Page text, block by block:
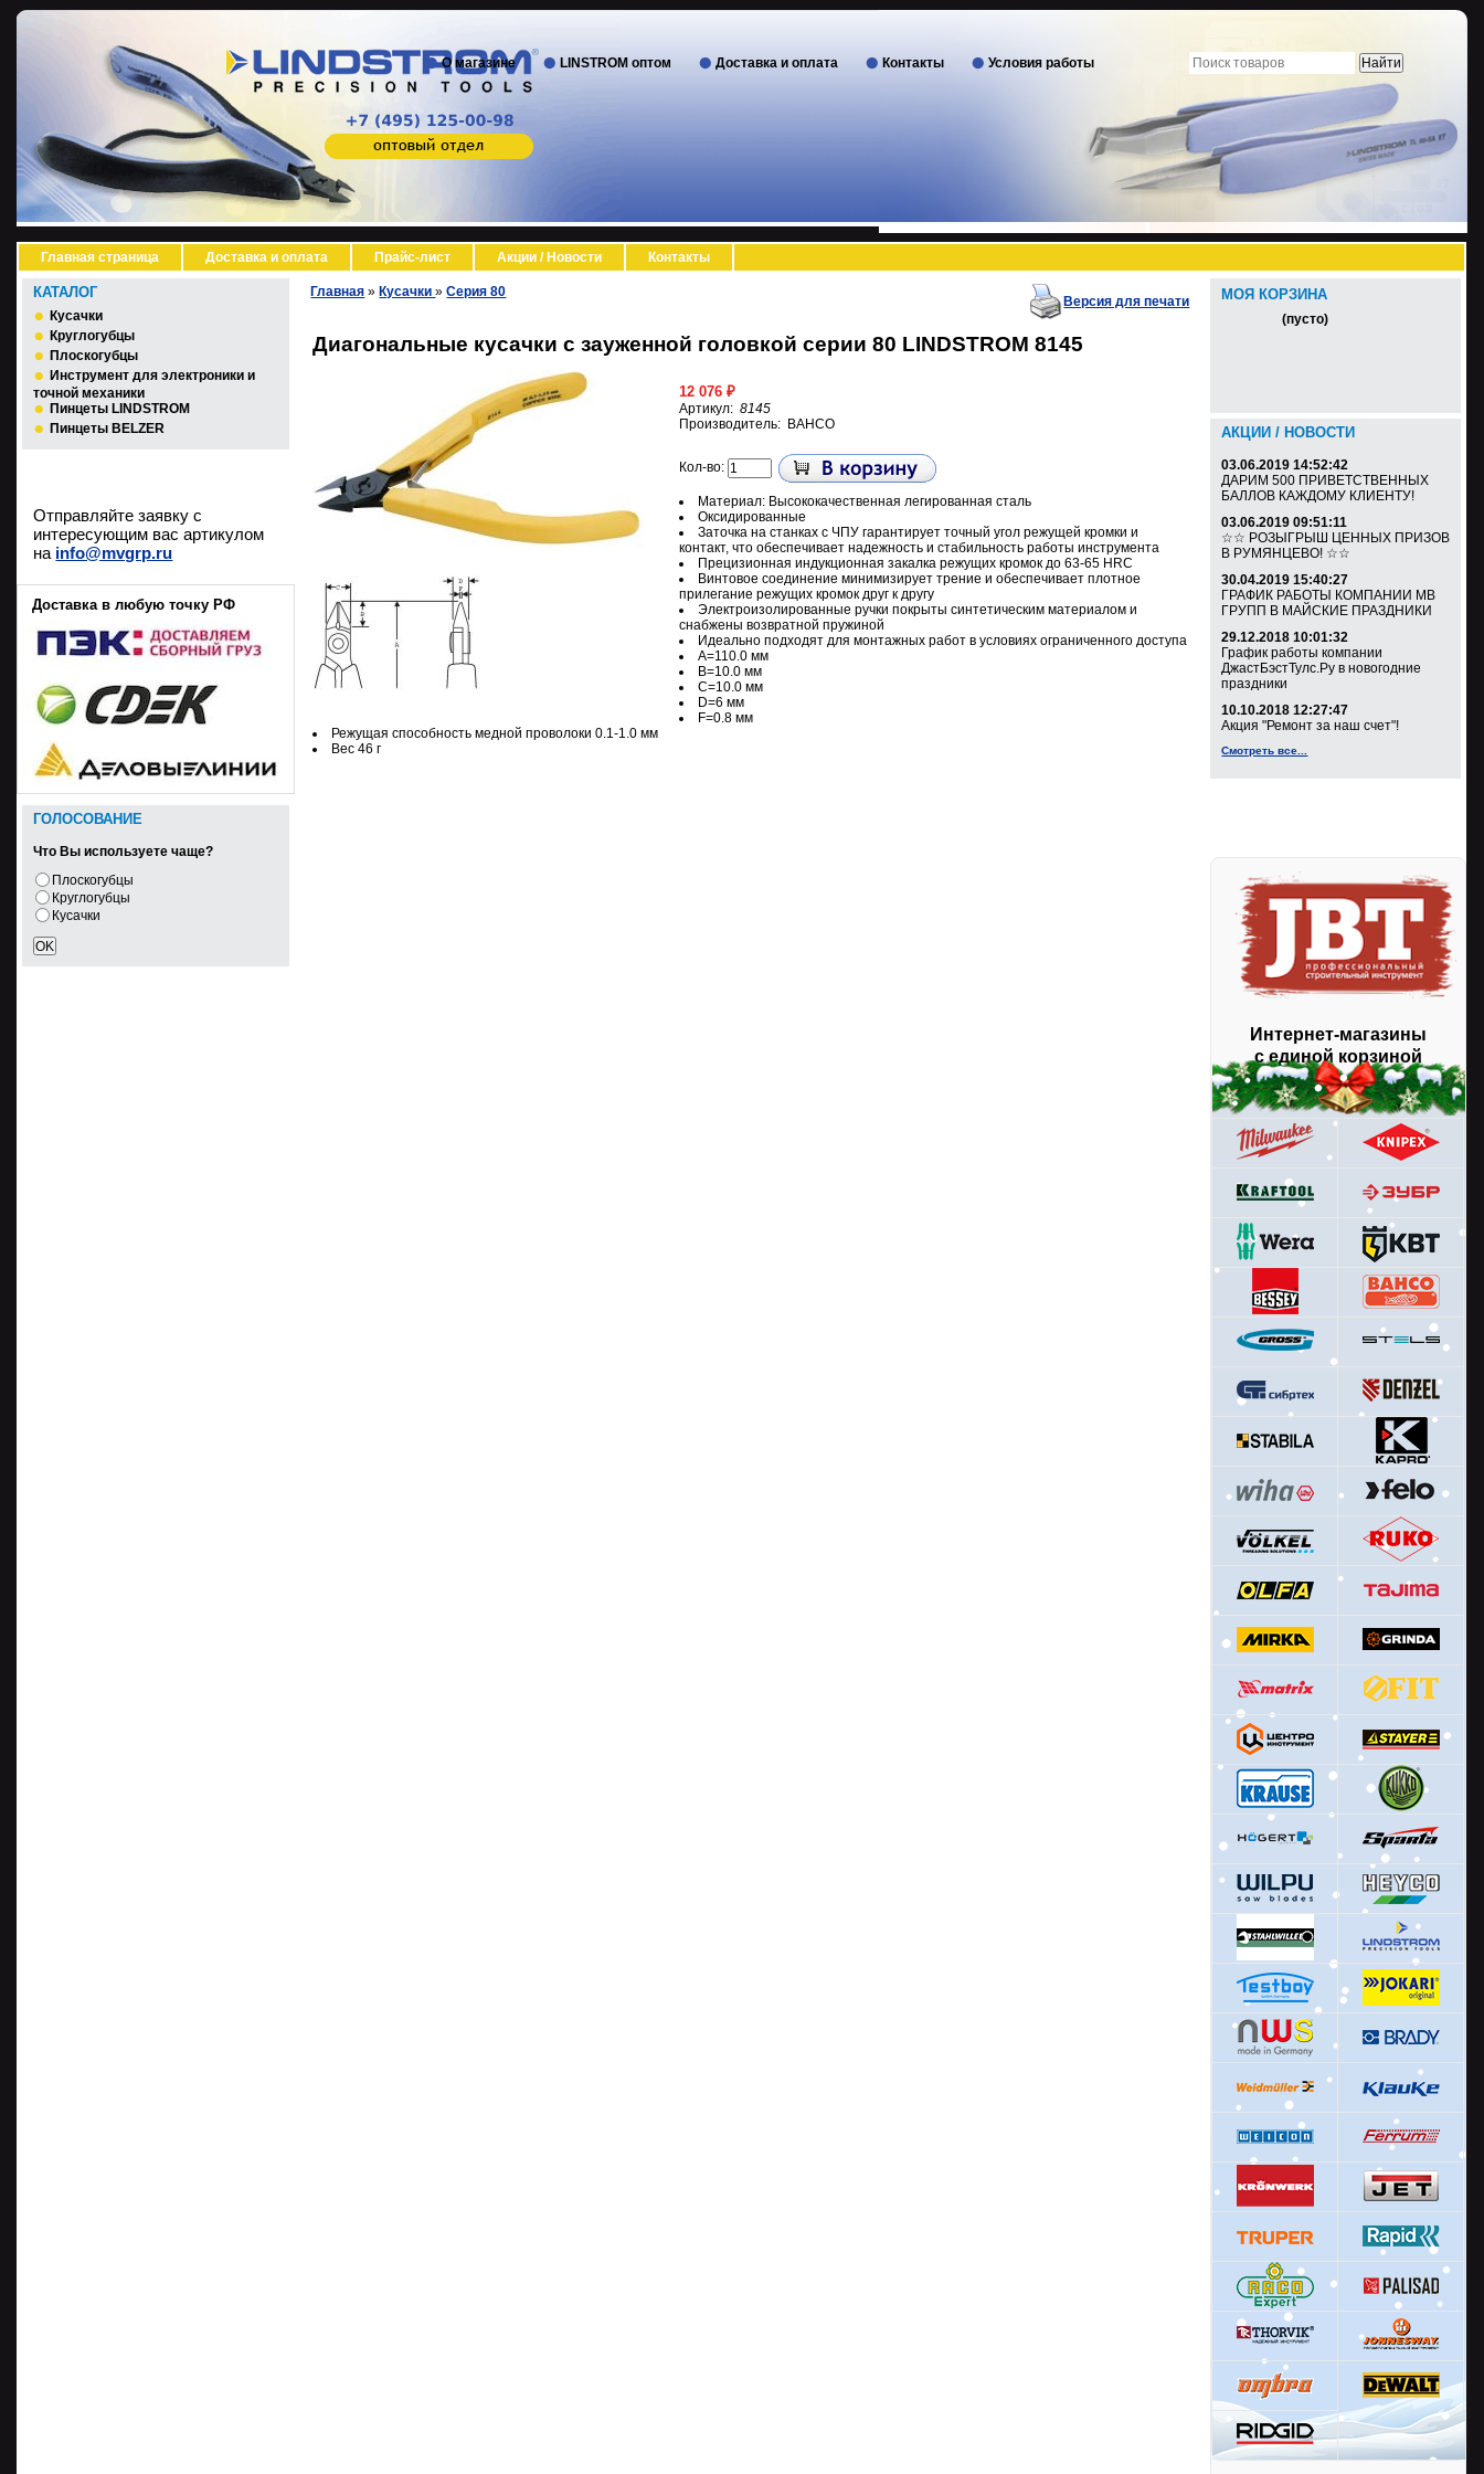
О магазине LINSTROM оптом Доставка и оплата Контакты Условия работы
Главная страница Доставка и оплата Прайс-лист Акции / Новости Контакты
КАТАЛОГ
Кусачки
Круглогубцы
Плоскогубцы
Инструмент для электроники и
точной механики
Пинцеты LINDSTROM
Пинцеты BELZER
Отправляйте заявку с
интересующим вас артикулом
на info@mvgrp.ru
Доставка в любую точку РФ
ГОЛОСОВАНИЕ
Что Вы используете чаще?
Плоскогубцы
Круглогубцы
Кусачки
Главная » Кусачки»Серия 80
Версия для печати
Диагональные кусачки с зауженной головкой серии 80 LINDSTROM 8145
12 076 ₽
Артикул: 8145
Производитель: BAHCO
Кол-во:
Материал: Высококачественная легированная сталь
Оксидированные
Заточка на станках с ЧПУ гарантирует точный угол режущей кромки и
контакт, что обеспечивает надежность и стабильность работы инструмента
Прецизионная индукционная закалка режущих кромок до 63-65 HRC
Винтовое соединение минимизирует трение и обеспечивает плотное
прилегание режущих кромок друг к другу
Электроизолированные ручки покрыты синтетическим материалом и
снабжены возвратной пружиной
Идеально подходят для монтажных работ в условиях ограниченного доступа
A=110.0 мм
B=10.0 мм
C=10.0 мм
D=6 мм
F=0.8 мм
Режущая способность медной проволоки 0.1-1.0 мм
Вес 46 г
МОЯ КОРЗИНА
(пусто)
АКЦИИ / НОВОСТИ
03.06.2019 14:52:42
ДАРИМ 500 ПРИВЕТСТВЕННЫХ
БАЛЛОВ КАЖДОМУ КЛИЕНТУ!
03.06.2019 09:51:11
☆☆ РОЗЫГРЫШ ЦЕННЫХ ПРИЗОВ
В РУМЯНЦЕВО! ☆☆
30.04.2019 15:40:27
ГРАФИК РАБОТЫ КОМПАНИИ МВ
ГРУПП В МАЙСКИЕ ПРАЗДНИКИ
29.12.2018 10:01:32
График работы компании
ДжастБэстТулс.Ру в новогодние
праздники
10.10.2018 12:27:47
Акция "Ремонт за наш счет"!
Смотреть все...
Интернет-магазины
с единой корзиной